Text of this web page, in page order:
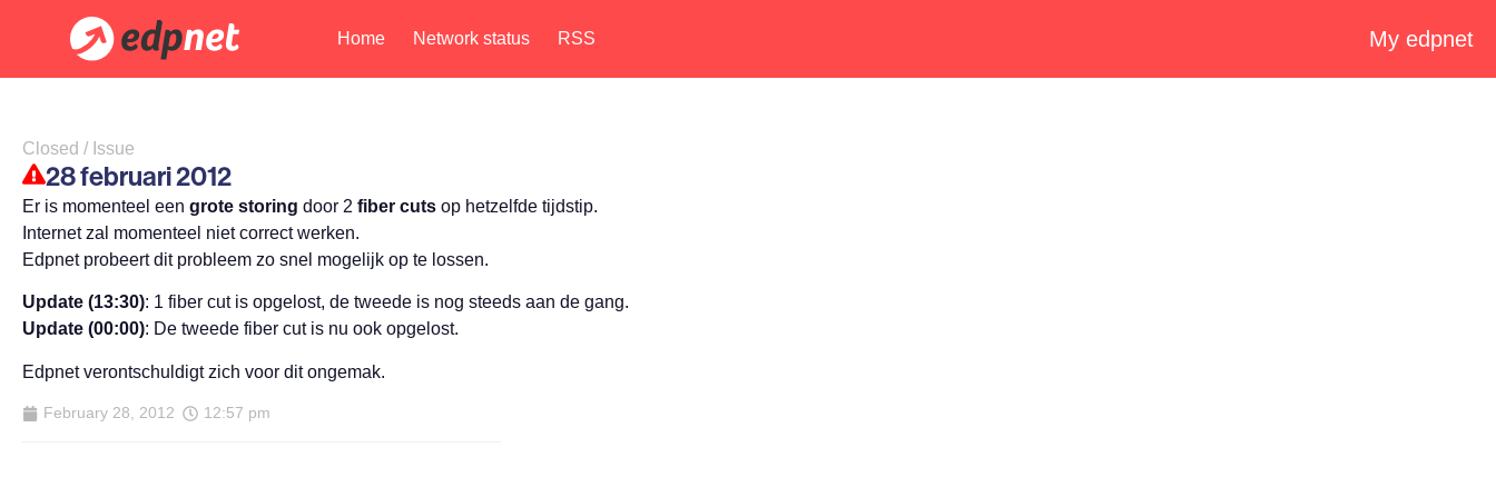
Home Network status RSS My edpnet
Closed / Issue
28 februari 2012
Er is momenteel een grote storing door 2 fiber cuts op hetzelfde tijdstip.
Internet zal momenteel niet correct werken.
Edpnet probeert dit probleem zo snel mogelijk op te lossen.
Update (13:30): 1 fiber cut is opgelost, de tweede is nog steeds aan de gang.
Update (00:00): De tweede fiber cut is nu ook opgelost.
Edpnet verontschuldigt zich voor dit ongemak.
February 28, 2012 12:57 pm